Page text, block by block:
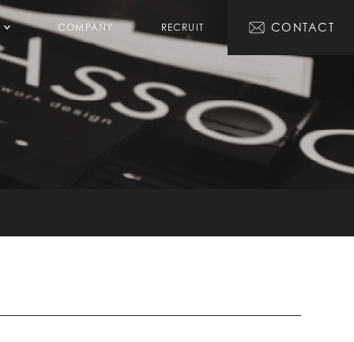
COMPANY RECRUIT CONTACT